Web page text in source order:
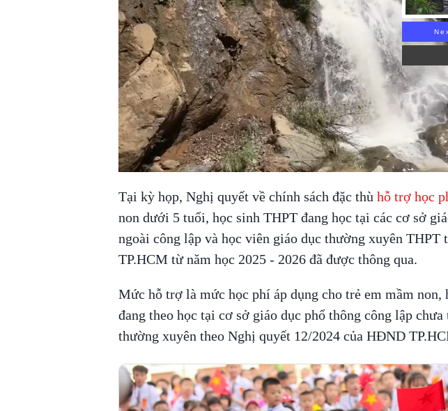
Tại kỳ họp, Nghị quyết về chính sách đặc thù hỗ trợ học
non dưới 5 tuổi, học sinh THPT đang học tại các cơ sở
ngoài công lập và học viên giáo dục thường xuyên THPT
TP.HCM từ năm học 2025 - 2026 đã được thông qua.
Mức hỗ trợ là mức học phí áp dụng cho trẻ em mầm non,
đang theo học tại cơ sở giáo dục phổ thông công lập chưa
thường xuyên theo Nghị quyết 12/2024 của HĐND